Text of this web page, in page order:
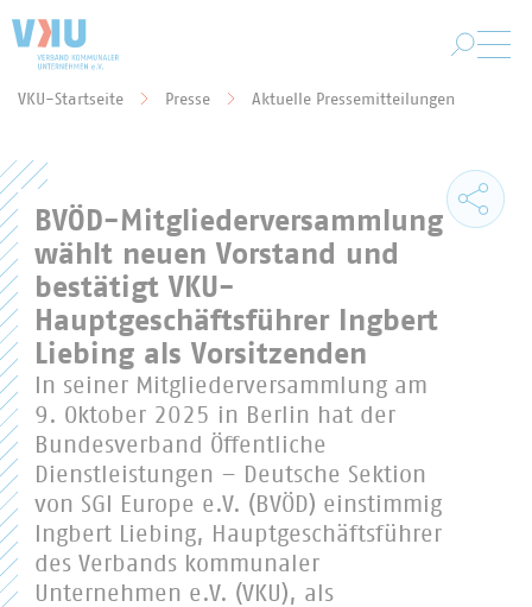
VKU-Startseite Presse Aktuelle Pressemitteilungen
BVÖD-Mitgliederversammlung
wählt neuen Vorstand und
bestätigt VKU-
Hauptgeschäftsführer Ingbert
Liebing als Vorsitzenden
In seiner Mitgliederversammlung am
9. Oktober 2025 in Berlin hat der
Bundesverband Öffentliche
Dienstleistungen – Deutsche Sektion
von SGI Europe e.V. (BVÖD) einstimmig
Ingbert Liebing, Hauptgeschäftsführer
des Verbands kommunaler
Unternehmen e.V. (VKU), als